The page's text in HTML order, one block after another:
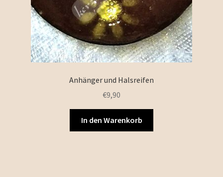
Anhänger und Halsreifen
€9,90
In den Warenkorb